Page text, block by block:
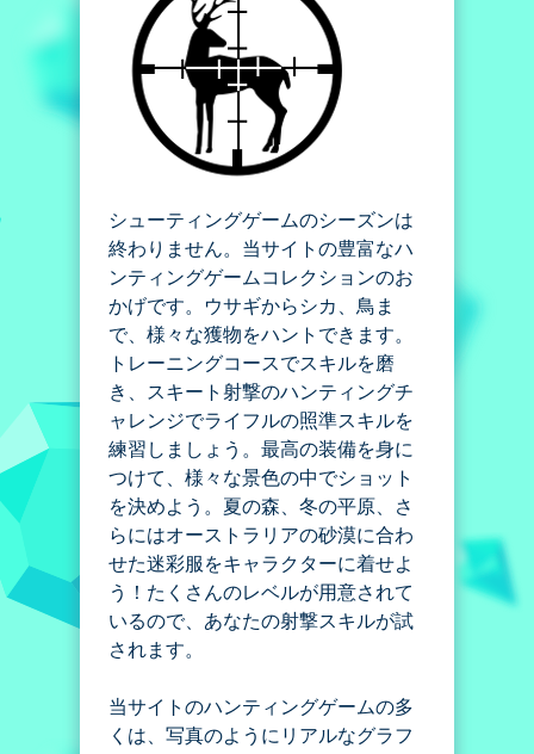
シューティングゲームのシーズンは
終わりません。当サイトの豊富なハ
ンティングゲームコレクションのお
かげです。ウサギからシカ、鳥ま
で、様々な獲物をハントできます。
トレーニングコースでスキルを磨
き、スキート射撃のハンティングチ
ャレンジでライフルの照準スキルを
練習しましょう。最高の装備を身に
つけて、様々な景色の中でショット
を決めよう。夏の森、冬の平原、さ
らにはオーストラリアの砂漠に合わ
せた迷彩服をキャラクターに着せよ
う！たくさんのレベルが用意されて
いるので、あなたの射撃スキルが試
されます。
当サイトのハンティングゲームの多
くは、写真のようにリアルなグラフ